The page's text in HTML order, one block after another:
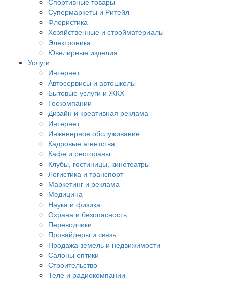
Супермаркеты и Ритейл
Флористика
Хозяйственные и стройматериалы
Электроника
Ювелирные изделия
Услуги
Интернет
Автосервисы и автошколы
Бытовые услуги и ЖКХ
Госкомпании
Дизайн и креативная реклама
Интернет
Инженерное обслуживание
Кадровые агентства
Кафе и рестораны
Клубы, гостиницы, кинотеатры
Логистика и транспорт
Маркетинг и реклама
Медицина
Наука и физика
Охрана и безопасность
Переводчики
Провайдеры и связь
Продажа земель и недвижимости
Салоны оптики
Строительство
Теле и радиокомпании